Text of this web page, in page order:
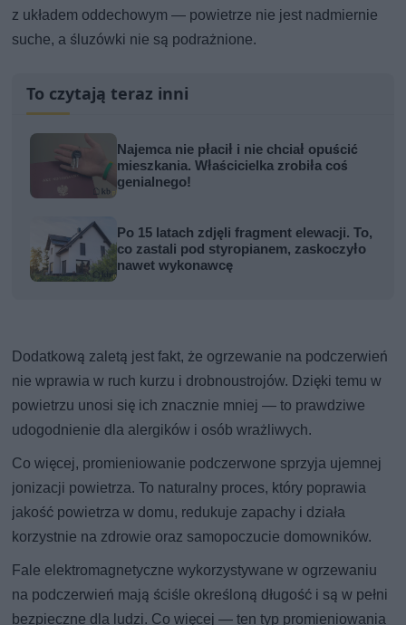
z układem oddechowym — powietrze nie jest nadmiernie
suche, a śluzówki nie są podrażnione.
To czytają teraz inni
Najemca nie płacił i nie chciał opuścić
mieszkania. Właścicielka zrobiła coś
genialnego!
Po 15 latach zdjęli fragment elewacji. To,
co zastali pod styropianem, zaskoczyło
nawet wykonawcę
Dodatkową zaletą jest fakt, że ogrzewanie na podczerwień
nie wprawia w ruch kurzu i drobnoustrojów. Dzięki temu w
powietrzu unosi się ich znacznie mniej — to prawdziwe
udogodnienie dla alergików i osób wrażliwych.
Co więcej, promieniowanie podczerwone sprzyja ujemnej
jonizacji powietrza. To naturalny proces, który poprawia
jakość powietrza w domu, redukuje zapachy i działa
korzystnie na zdrowie oraz samopoczucie domowników.
Fale elektromagnetyczne wykorzystywane w ogrzewaniu
na podczerwień mają ściśle określoną długość i są w pełni
bezpieczne dla ludzi. Co więcej — ten typ promieniowania